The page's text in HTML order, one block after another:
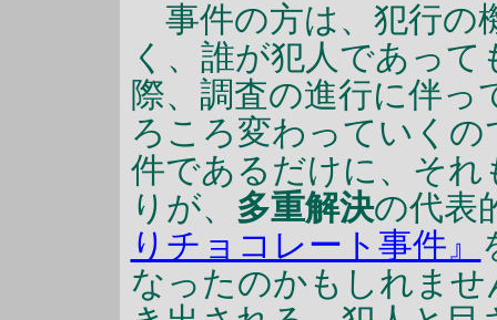
事件の方は、犯行の
く、誰が犯人であっ
際、調査の進行に伴
ろころ変わっていく
件であるだけに、そ
りが、 多重解決の代表
りチョコレート事件』
なったのかもしれま